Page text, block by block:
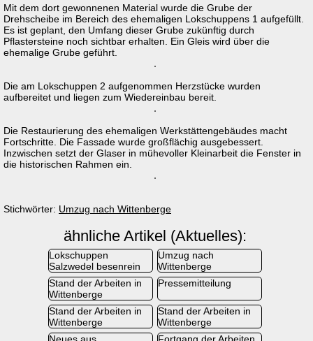
Mit dem dort gewonnenen Material wurde die Grube der
Drehscheibe im Bereich des ehemaligen Lokschuppens 1 aufgefüllt.
Es ist geplant, den Umfang dieser Grube zukünftig durch
Pflastersteine noch sichtbar erhalten. Ein Gleis wird über die
ehemalige Grube geführt.
Die am Lokschuppen 2 aufgenommen Herzstücke wurden
aufbereitet und liegen zum Wiedereinbau bereit.
Die Restaurierung des ehemaligen Werkstättengebäudes macht
Fortschritte. Die Fassade wurde großflächig ausgebessert.
Inzwischen setzt der Glaser in mühevoller Kleinarbeit die Fenster in
die historischen Rahmen ein.
Stichwörter: Umzug nach Wittenberge
ähnliche Artikel (Aktuelles):
Lokschuppen
Salzwedel besenrein
Umzug nach
Wittenberge
Stand der Arbeiten in
Wittenberge
Pressemitteilung
Stand der Arbeiten in
Wittenberge
Stand der Arbeiten in
Wittenberge